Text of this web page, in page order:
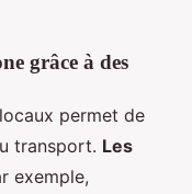
grâce à des
permet de
transport. Les
exemple,